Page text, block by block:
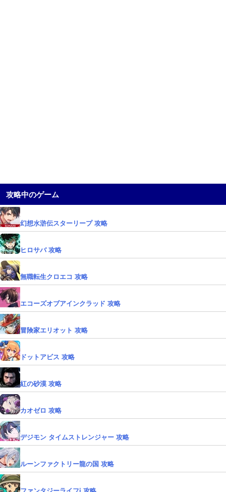
攻略中のゲーム
幻想水滸伝スターリープ 攻略
ヒロサバ 攻略
無職転生クロエコ 攻略
エコーズオブアインクラッド 攻略
冒険家エリオット 攻略
ドットアビス 攻略
紅の砂漠 攻略
カオゼロ 攻略
デジモン タイムストレンジャー 攻略
ルーンファクトリー龍の国 攻略